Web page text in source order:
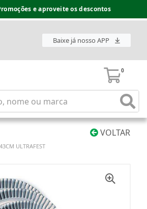
e aproveite os descontos
Baixe já nosso APP
0
VOLTAR
ULTRAFEST